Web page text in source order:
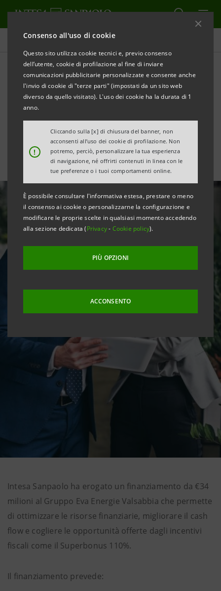
Consenso all'uso di cookie
Questo sito utilizza cookie tecnici e, previo consenso
dell’utente, cookie di profilazione al fine di inviare
comunicazioni pubblicitarie personalizzate e consente anche
l'invio di cookie di "terze parti" (impostati da un sito web
diverso da quello visitato). L'uso dei cookie ha la durata di 1
anno.
!
Cliccando sulla [x] di chiusura del banner, non
acconsenti all’uso dei cookie di profilazione. Non
potremo, perciò, personalizzare la tua esperienza
di navigazione, né offrirti contenuti in linea con le
tue preferenze o i tuoi comportamenti online.
È possibile consultare l'informativa estesa, prestare o meno
il consenso ai cookie o personalizzarne la configurazione e
modificare le proprie scelte in qualsiasi momento accedendo
alla sezione dedicata (Privacy- Cookie policy).
PIÙ OPZIONI
ACCONSENTO
Tutte le news
Finanziamento da €34
milioni al gruppo Eva
Energie Valsabbia
Intesa Sanpaolo ha erogato un finanziamento da €34
milioni al Gruppo Eva Energie Valsabbia che permette
di ottimizzare le risorse finanziarie, migliorare il cash
flow e cogliere le opportunità offerte dagli incentivi
fiscali come il Superbonus 110%.
Il finanziamento prevede: